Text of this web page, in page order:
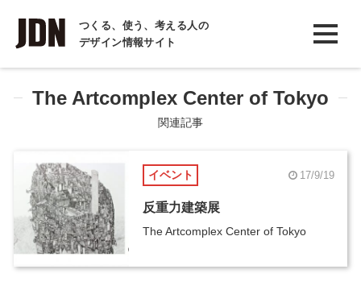
つくる、使う、考える人の
デザイン情報サイト
INTERVIEW
インタビュー
REPORT
コラム
The Artcomplex Center of Tokyo
関連記事
イベント 17/9/19
反重力建築展
The Artcomplex Center of Tokyo